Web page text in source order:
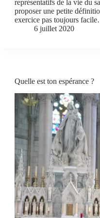
représentatifs de la vie du
proposer une petite
exercice pas toujours
6 juillet 2020
Quelle est ton espérance ?